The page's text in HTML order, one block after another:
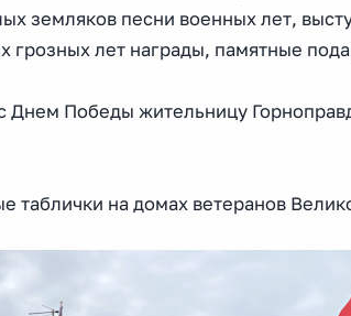
земляков песни военных лет,
грозных лет награды, памятные
Победы жительницу
таблички на домах ветеранов